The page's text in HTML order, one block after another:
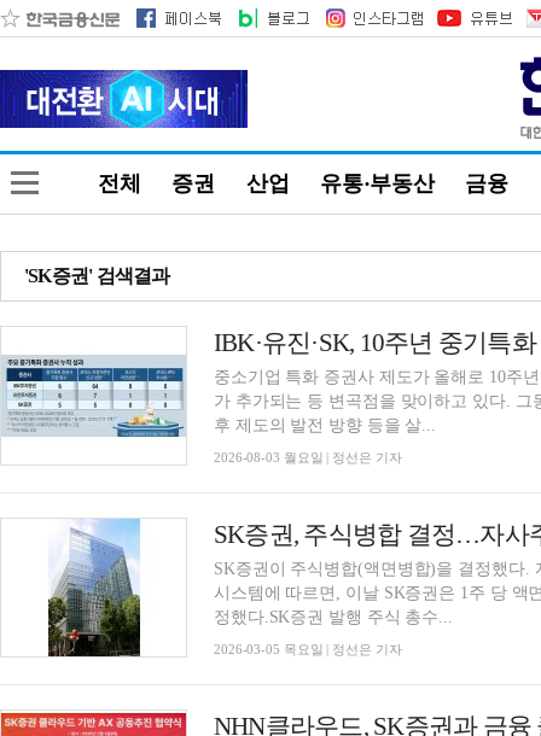
전체 증권 산업 유통·부동산 금융
'SK증권' 검색결과
중소기업 특화 증권사 제도가 올해로 10주
가 추가되는 등 변곡점을 맞이하고 있다.
후 제도의 발전 방향 등을 살...
2026-08-03 월요일 | 정선은 기자
SK증권, 주식병합 결정…자사
SK증권이 주식병합(액면병합)을 결정했다.
시스템에 따르면, 이날 SK증권은 1주 당 액
정했다.SK증권 발행 주식 총수...
2026-03-05 목요일 | 정선은 기자
NHN클라우드, SK증권과 금